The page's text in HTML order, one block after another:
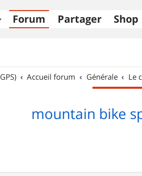
Forum Partager Shop
Accueil forum Générale Le
mountain bike